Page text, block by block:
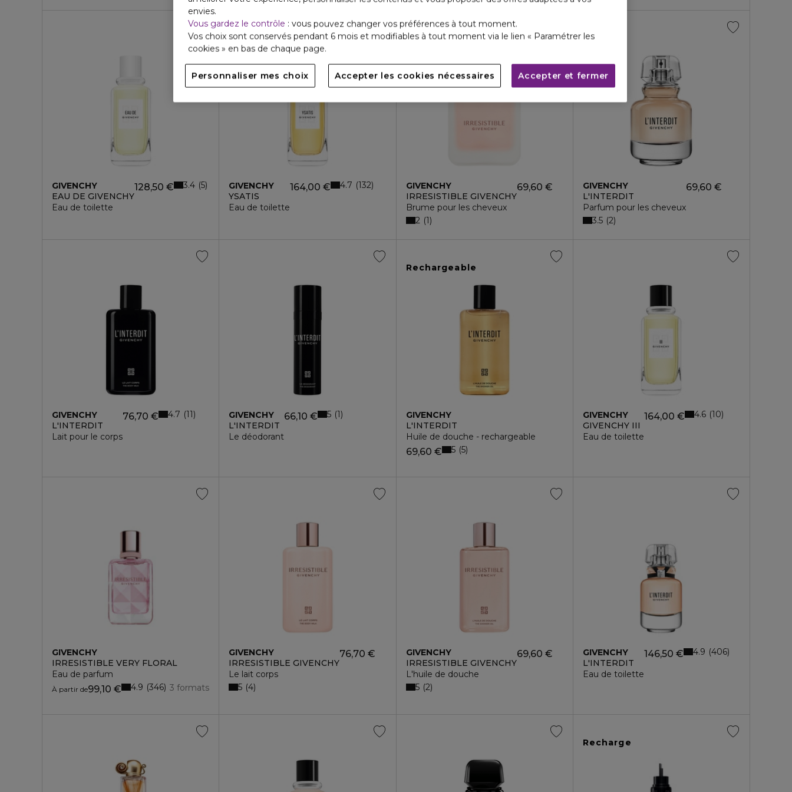
GIVENCHY
EAU DE GIVENCHY
Eau de toilette
128,50 € 3.4 5
GIVENCHY
YSATIS
Eau de toilette
164,00 € 4.7 132
GIVENCHY
IRRESISTIBLE GIVENCHY
Brume pour les cheveux
69,60 €
2 1
GIVENCHY
L'INTERDIT
Parfum pour les cheveux
69,60 €
3.5 2
GIVENCHY
L'INTERDIT
Lait pour le corps
76,70 € 4.7 11
GIVENCHY
L'INTERDIT
Le déodorant
66,10 € 5 1
Rechargeable
GIVENCHY
L'INTERDIT
Huile de douche - rechargeable
69,60 € 5 5
GIVENCHY
GIVENCHY III
Eau de toilette
164,00 € 4.6 10
GIVENCHY
IRRESISTIBLE VERY FLORAL
Eau de parfum
À partir de99,10 € 3 formats
4.9 346
GIVENCHY
IRRESISTIBLE GIVENCHY
Le lait corps
76,70 €
5 4
GIVENCHY
IRRESISTIBLE GIVENCHY
L'huile de douche
69,60 €
5 2
GIVENCHY
L'INTERDIT
Eau de toilette
146,50 € 4.9 406
Recharge
envies.
Vous gardez le contrôle : vous pouvez changer vos préférences à tout moment.
Vos choix sont conservés pendant 6 mois et modifiables à tout moment via le lien « Paramétrer les
cookies » en bas de chaque page.
Personnaliser mes choix Accepter les cookies nécessaires Accepter et fermer